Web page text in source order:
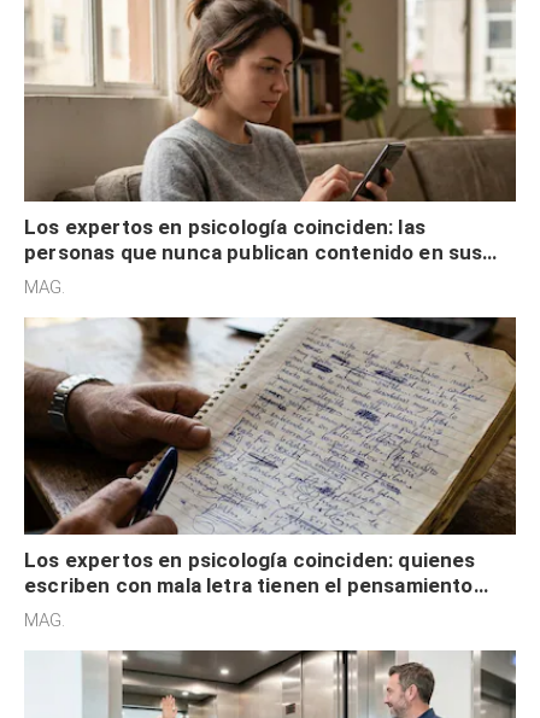
Los expertos en psicología coinciden: las
personas que nunca publican contenido en sus
redes sociales no pretenden buscar validación
MAG.
Los expertos en psicología coinciden: quienes
escriben con mala letra tienen el pensamiento
acelerado y no lo hacen por desinterés
MAG.